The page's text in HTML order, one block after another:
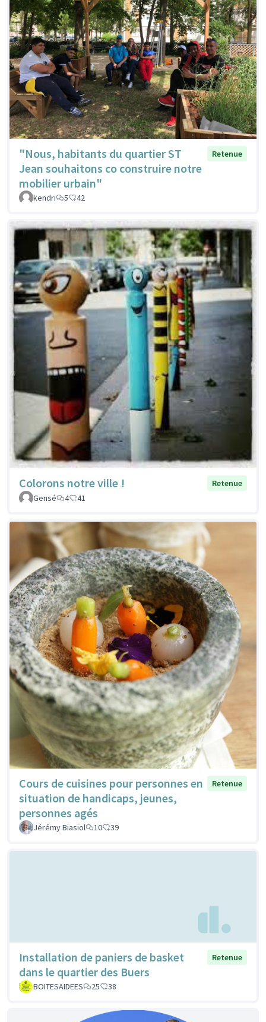
"Nous, habitants du quartier ST
Jean souhaitons co construire notre
mobilier urbain"
Retenue
kendri 5 42
Colorons notre ville !
Retenue
Gensé
4 41
Cours de cuisines pour personnes en
situation de handicaps, jeunes,
personnes agés
Retenue
Jérémy Biasiol 10 39
Installation de paniers de basket
dans le quartier des Buers
Retenue
BOITESAIDEES 25 38